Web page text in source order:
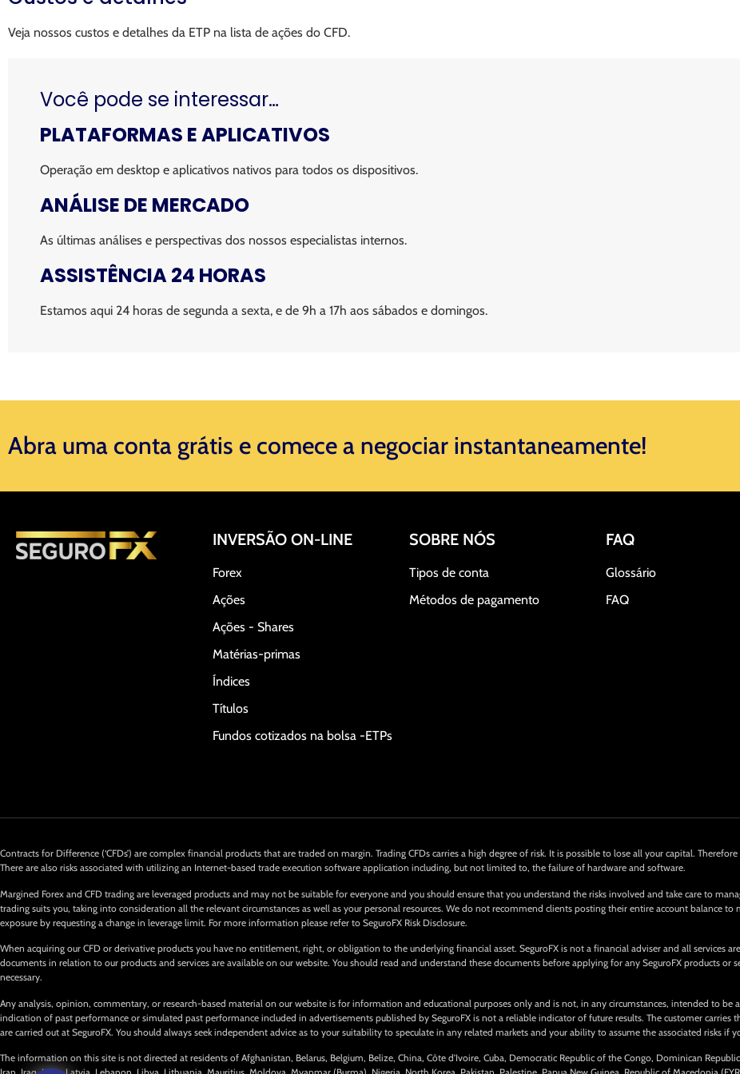
Veja nossos custos e detalhes da ETP na lista de ações do CFD.
Você pode se interessar…
PLATAFORMAS E APLICATIVOS
Operação em desktop e aplicativos nativos para todos os dispositivos.
ANÁLISE DE MERCADO
As últimas análises e perspectivas dos nossos especialistas internos.
ASSISTÊNCIA 24 HORAS
Estamos aqui 24 horas de segunda a sexta, e de 9h a 17h aos sábados e domingos.
Abra uma conta grátis e comece a negociar instantaneamente! ​
INVERSÃO ON-LINE
Forex
Ações
Ações - Shares
Matérias-primas
Índices
Títulos
Fundos cotizados na bolsa -ETPs
SOBRE NÓS
Tipos de conta
Métodos de pagamento
FAQ
Glossário
FAQ
Contracts for Difference (‘CFDs’) are complex financial products that are traded on margin. Trading CFDs carries a high degree of risk. It is possible to lose all your capital.
There are also risks associated with utilizing an Internet-based trade execution software application including, but not limited to, the failure of hardware and software.
Margined Forex and CFD trading are leveraged products and may not be suitable for everyone and you should ensure that you understand the risks involved and take care to
trading suits you, taking into consideration all the relevant circumstances as well as your personal resources. We do not recommend clients posting their entire account balance
exposure by requesting a change in leverage limit. For more information please refer to SeguroFX Risk Disclosure.
When acquiring our CFD or derivative products you have no entitlement, right, or obligation to the underlying financial asset. SeguroFX is not a financial adviser and all services
documents in relation to our products and services are available on our website. You should read and understand these documents before applying for any SeguroFX products or
necessary.
Any analysis, opinion, commentary, or research-based material on our website is for information and educational purposes only and is not, in any circumstances, intended to
indication of past performance or simulated past performance included in advertisements published by SeguroFX is not a reliable indicator of future results. The customer
are carried out at SeguroFX. You should always seek independent advice as to your suitability to speculate in any related markets and your ability to assume the associated risks if
The information on this site is not directed at residents of Afghanistan, Belarus, Belgium, Belize, China, Côte d’Ivoire, Cuba, Democratic Republic of the Congo, Dominican